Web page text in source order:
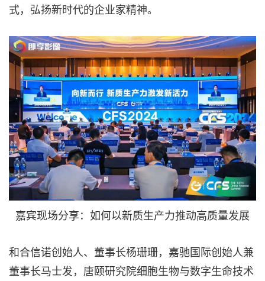
式，弘扬新时代的企业家精神。
嘉宾现场分享：如何以新质生产力推动高质量发展
和合信诺创始人、董事长杨珊珊，嘉驰国际创始人兼
董事长马士发，唐颐研究院细胞生物与数字生命技术